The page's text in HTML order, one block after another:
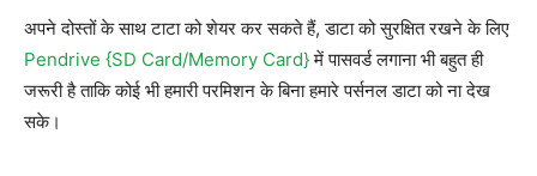
अपने दोस्तों के साथ टाटा को शेयर कर सकते हैं, डाटा को सुरक्षित रखने के लिए
Pendrive {SD Card/Memory Card}में पासवर्ड लगाना भी बहुत ही
जरूरी है ताकि कोई भी हमारी परमिशन के बिना हमारे पर्सनल डाटा को ना देख
सके।